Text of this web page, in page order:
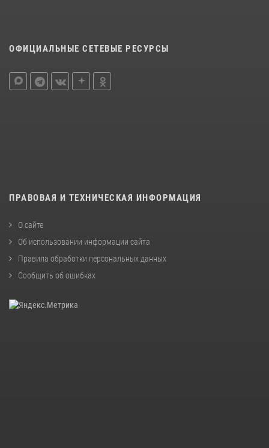
ОФИЦИАЛЬНЫЕ СЕТЕВЫЕ РЕСУРСЫ
ПРАВОВАЯ И ТЕХНИЧЕСКАЯ ИНФОРМАЦИЯ
О сайте
Об использовании информации сайта
Правила обработки персональных данных
Сообщить об ошибках